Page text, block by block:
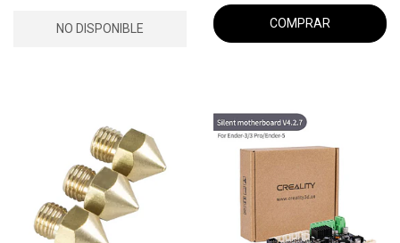
NO DISPONIBLE COMPRAR